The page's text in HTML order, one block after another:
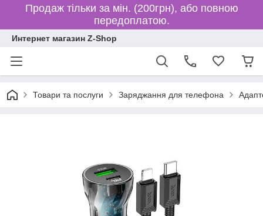
Продаж тільки за мін. (200грн), або повною
передоплатою.
Интернет магазин Z-Shop
Товари та послуги Заряджання для телефона